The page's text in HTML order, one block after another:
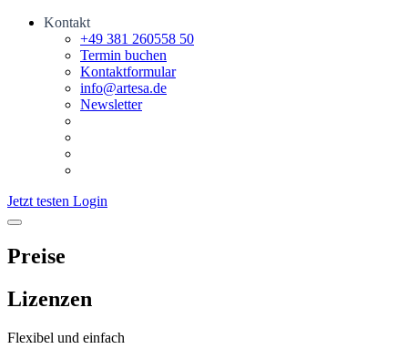
Kontakt
+49 381 260558 50
Termin buchen
Kontaktformular
info@artesa.de
Newsletter
Jetzt testen Login
Preise
Lizenzen
Flexibel und einfach